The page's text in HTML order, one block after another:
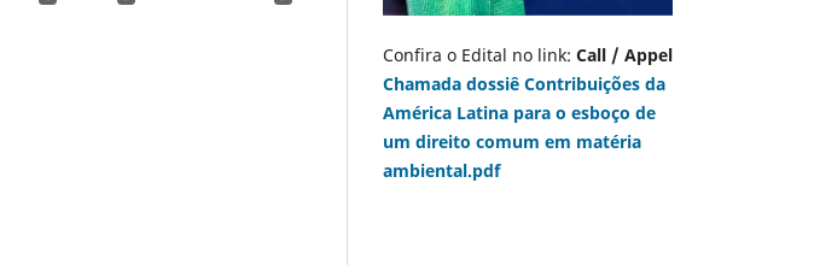
Confira o Edital no link: Call / Appel
Chamada dossiê Contribuições da
América Latina para o esboço de
um direito comum em matéria
ambiental.pdf